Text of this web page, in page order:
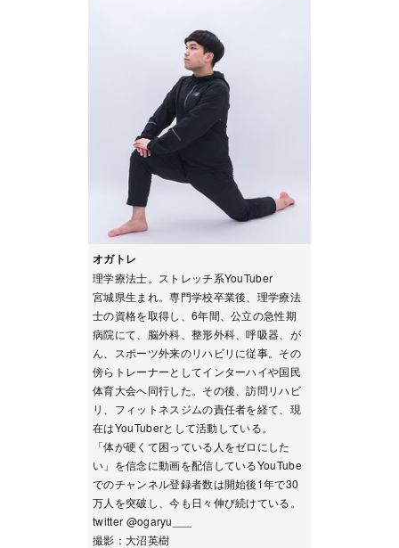
オガトレ
理学療法士。ストレッチ系YouTuber
宮城県生まれ。専門学校卒業後、理学療法
士の資格を取得し、6年間、公立の急性期
病院にて、脳外科、整形外科、呼吸器、が
ん、スポーツ外来のリハビリに従事。その
傍らトレーナーとしてインターハイや国民
体育大会へ同行した。その後、訪問リハビ
リ、フィットネスジムの責任者を経て、現
在はYouTuberとして活動している。
「体が硬くて困っている人をゼロにした
い」を信念に動画を配信しているYouTube
でのチャンネル登録者数は開始後1年で30
万人を突破し、今も日々伸び続けている。
twitter @ogaryu___
撮影：大沼英樹